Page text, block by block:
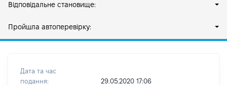
Відповідальне становище:
Пройшла автоперевірку:
Дата та час
подання:
29.05.2020 17:06